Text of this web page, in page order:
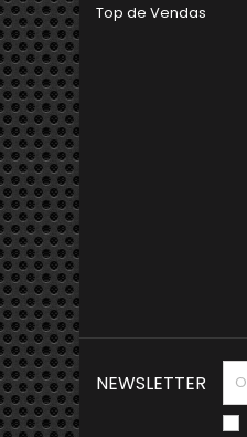
Top de Vendas
NEWSLETTER